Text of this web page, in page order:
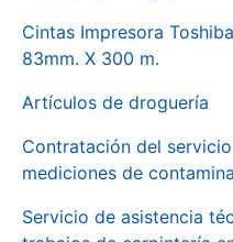
Cintas Impresora
83mm. X 300 m.
Artículos de droguería
Contratación del
mediciones de
Servicio de asistencia